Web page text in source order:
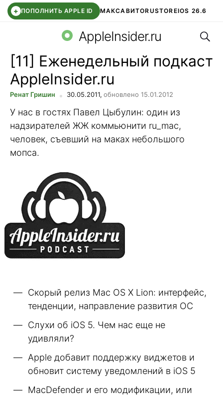
+ ПОПОЛНИТЬ APPLE ID МАКСАВИТОRUSTOREIOS 26.6
СБЕР КИДС ВТБ ОНЛАЙН ЧАТ В ROBLOX
AppleInsider.ru
[11] Еженедельный подкаст
AppleInsider.ru
Ренат Гришин 30.05.2011, обновлено 15.01.2012
У нас в гостях Павел Цыбулин: один из
надзирателей ЖЖ коммьюнити ru_mac,
человек, съевший на маках небольшого
мопса.
Скорый релиз Mac OS X Lion: интерфейс,
тенденции, направление развития ОС
Слухи об iOS 5. Чем нас еще не
удивляли?
Apple добавит поддержку виджетов и
обновит систему уведомлений в iOS 5
MacDefender и его модификации, или